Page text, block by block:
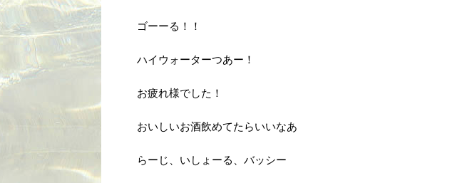
ゴーーる！！
ハイウォーターつあー！
お疲れ様でした！
おいしいお酒飲めてたらいいなあ
らーじ、いしょーる、バッシー